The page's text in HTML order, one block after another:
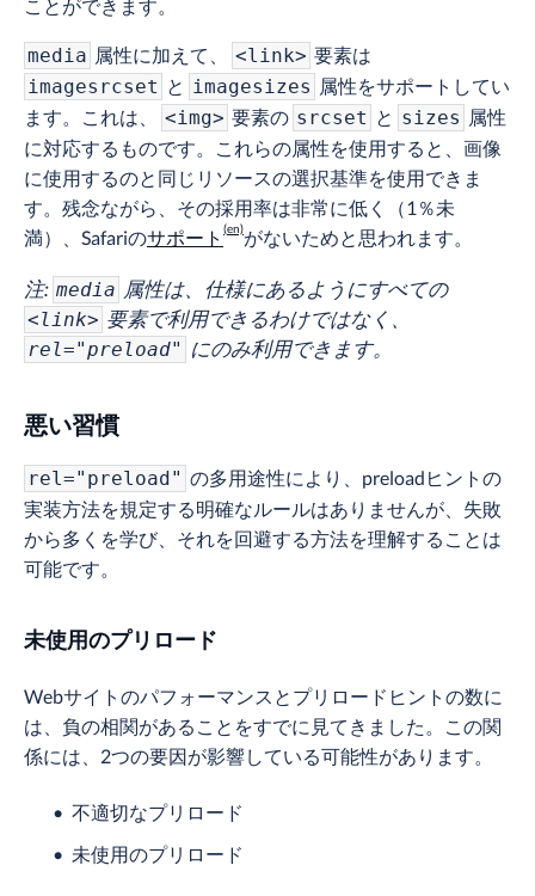
ことができます。
media 属性に加えて、 <link> 要素は
imagesrcset と imagesizes 属性をサポートしてい
ます。これは、
<img> 要素の srcset と sizes 属性
に対応するものです。これらの属性を使用すると、画像
に使用するのと同じリソースの選択基準を使用できま
す。残念ながら、その採用率は非常に低く（1％未
満）、Safariのサポート がないためと思われます。
注: media 属性は、仕様にあるようにすべての
<link> 要素で利用できるわけではなく、
rel="preload" にのみ利用できます。
悪い習慣
rel="preload" の多用途性により、preloadヒントの
実装方法を規定する明確なルールはありませんが、失敗
から多くを学び、それを回避する方法を理解することは
可能です。
未使用のプリロード
Webサイトのパフォーマンスとプリロードヒントの数に
は、負の相関があることをすでに見てきました。この関
係には、2つの要因が影響している可能性があります。
不適切なプリロード
未使用のプリロード